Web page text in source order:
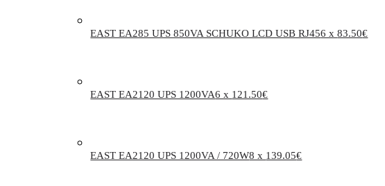
EAST EA285 UPS 850VA SCHUKO LCD USB RJ456 x83.50€
EAST EA2120 UPS 1200VA6 x 121.50€
EAST EA2120 UPS 1200VA / 720W8 x 139.05€